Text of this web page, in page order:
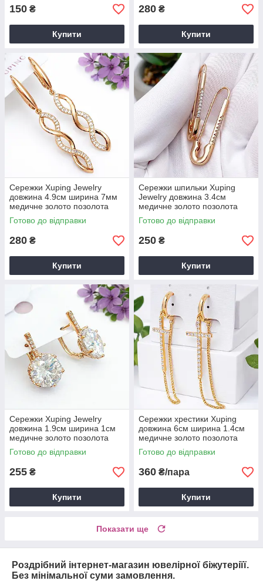
150 ₴
Купити
280 ₴
Купити
Сережки Xuping Jewelry
довжина 4.9см ширина 7мм
медичне золото позолота
18К цирконій з1334
Готово до відправки
280 ₴
Купити
Сережки шпильки Xuping
Jewelry довжина 3.4см
медичне золото позолота
18К с1290
Готово до відправки
250 ₴
Купити
Сережки Xuping Jewelry
довжина 1.9см ширина 1см
медичне золото позолота
18К цирконій с1328
Готово до відправки
255 ₴
Купити
Сережки хрестики Xuping
довжина 6см ширина 1.4см
медичне золото позолота
18К с1394
Готово до відправки
360 ₴/пара
Купити
Показати ще
Роздрібний інтернет-магазин ювелірної біжутеріїї.
Без мінімальної суми замовлення.